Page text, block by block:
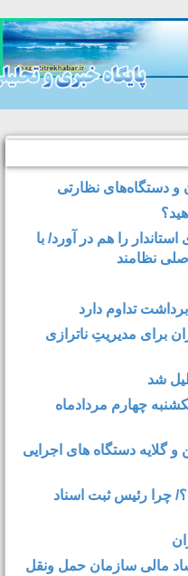
دستگاه‌های نظارتی
را هم در آورد/ با
نظامند
تداوم دارد
برای مدیریتِ ناترازی
شد
چهارم مردادماه
دستگاه های اجرایی
رئیس ثبت اسناد
مالی سازمان حمل‌ ونقل